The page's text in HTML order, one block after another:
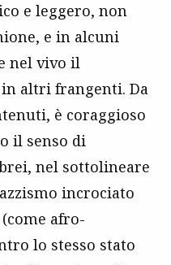
e leggero, non
e in alcuni
nel vivo il
altri frangenti. Da
è coraggioso
il senso di
nel sottolineare
incrociato
afro-
lo stesso stato